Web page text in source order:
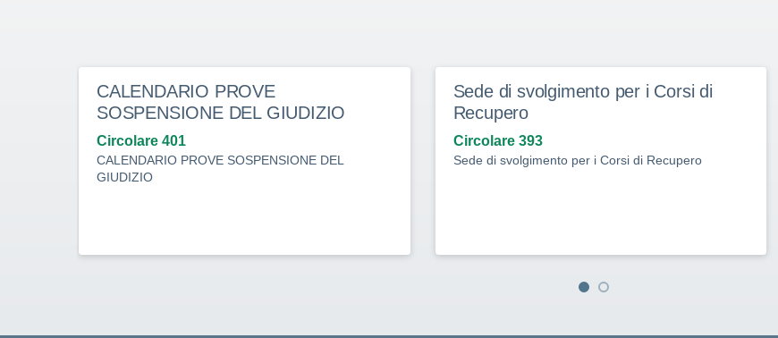
CALENDARIO PROVE
SOSPENSIONE DEL GIUDIZIO
Circolare 401
CALENDARIO PROVE SOSPENSIONE DEL
GIUDIZIO
Sede di svolgimento per i Corsi di
Recupero
Circolare 393
Sede di svolgimento per i Corsi di Recupero